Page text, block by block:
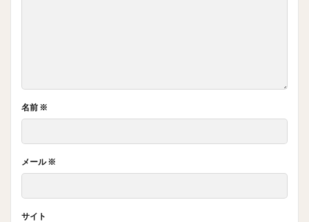
名前 ※
メール※
サイト